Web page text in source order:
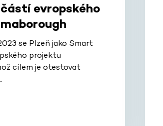
evropského
se Plzeň jako Smart
projektu
cílem je otestovat